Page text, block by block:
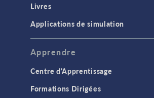
Livres
Applications de simulation
Apprendre
Centre d'Apprentissage
Formations Dirigées